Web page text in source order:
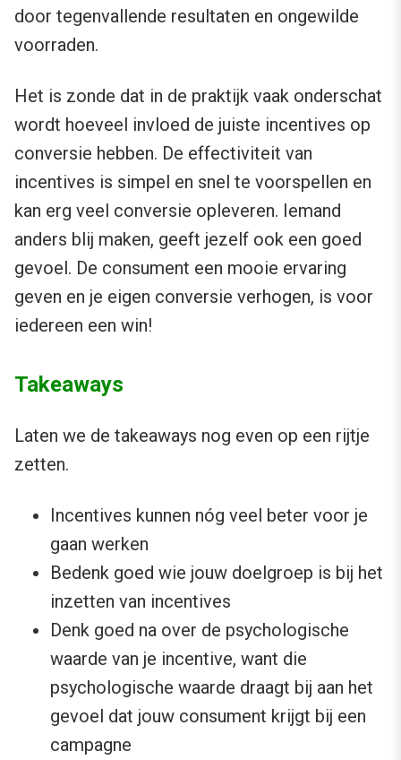
door tegenvallende resultaten en ongewilde
voorraden.
Het is zonde dat in de praktijk vaak onderschat
wordt hoeveel invloed de juiste incentives op
conversie hebben. De effectiviteit van
incentives is simpel en snel te voorspellen en
kan erg veel conversie opleveren. Iemand
anders blij maken, geeft jezelf ook een goed
gevoel. De consument een mooie ervaring
geven en je eigen conversie verhogen, is voor
iedereen een win!
Takeaways
Laten we de takeaways nog even op een rijtje
zetten.
Incentives kunnen nóg veel beter voor je
gaan werken
Bedenk goed wie jouw doelgroep is bij het
inzetten van incentives
Denk goed na over de psychologische
waarde van je incentive, want die
psychologische waarde draagt bij aan het
gevoel dat jouw consument krijgt bij een
campagne